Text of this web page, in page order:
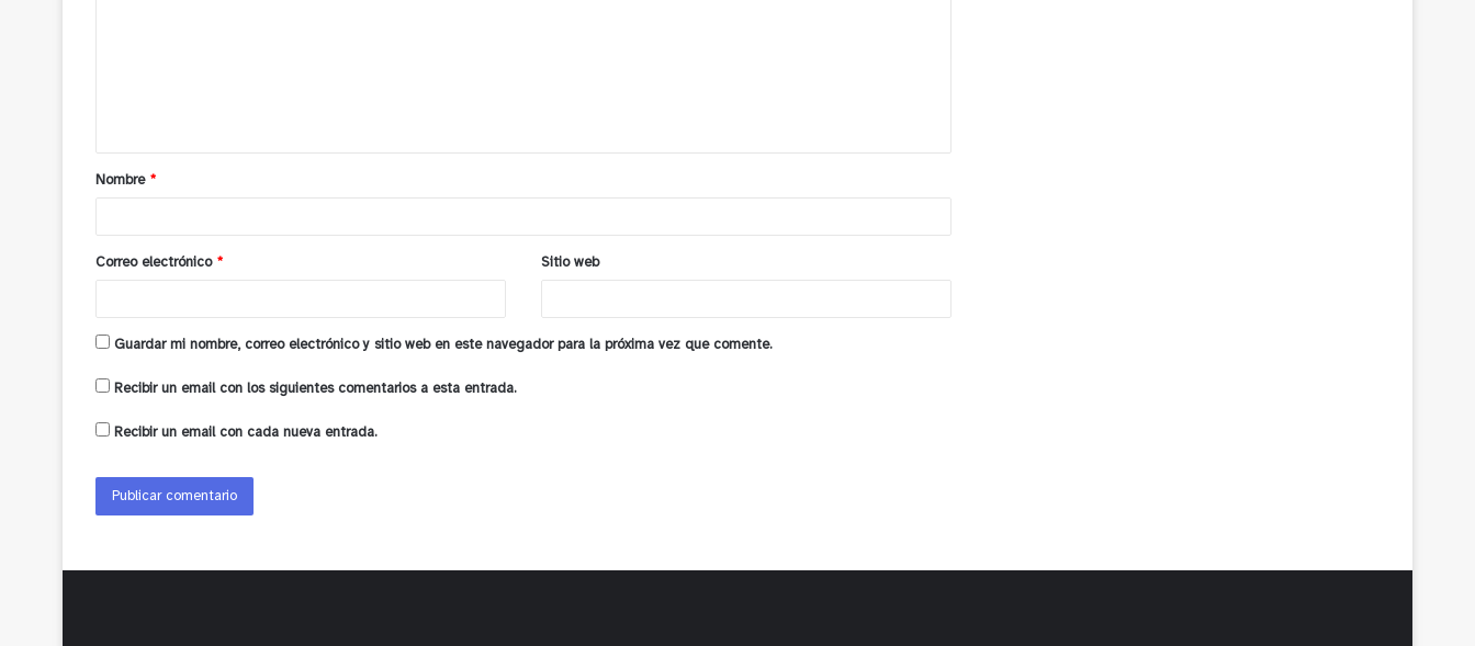
a
r
*
Nombre *
Correo electrónico * Sitio web
Guardar mi nombre, correo electrónico y sitio web en este navegador para la próxima vez que comente.
Recibir un email con los siguientes comentarios a esta entrada.
Recibir un email con cada nueva entrada.